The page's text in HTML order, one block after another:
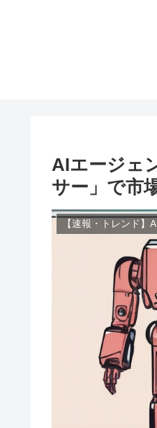
AIエージェ
サー」で市
【速報・トレンド】